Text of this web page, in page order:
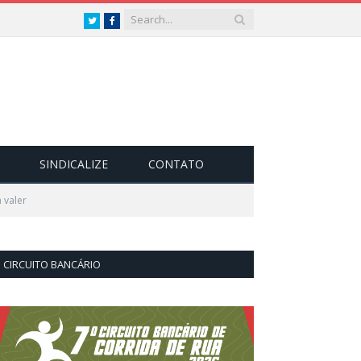
TwitterFacebook
SINDICALIZE CONTATO
valer
CIRCUITO BANCÁRIO